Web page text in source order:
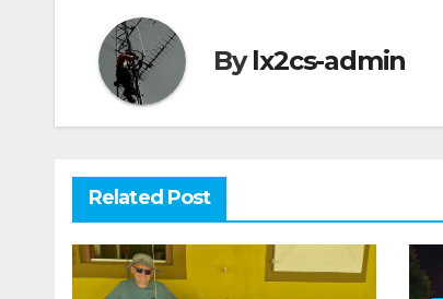
Bylx2cs-admin
Related Post